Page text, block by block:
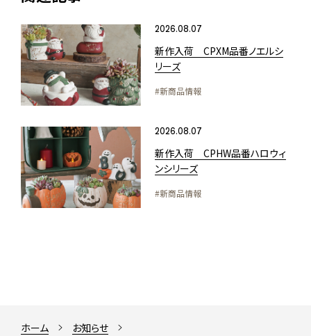
2026.08.07
新作入荷 CPXM品番ノエルシ
リーズ
#新商品情報
2026.08.07
新作入荷 CPHW品番ハロウィ
ンシリーズ
#新商品情報
ホーム
お知らせ